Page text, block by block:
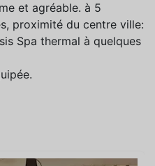
et agréable. à 5
proximité du centre ville:
Spa thermal à quelques